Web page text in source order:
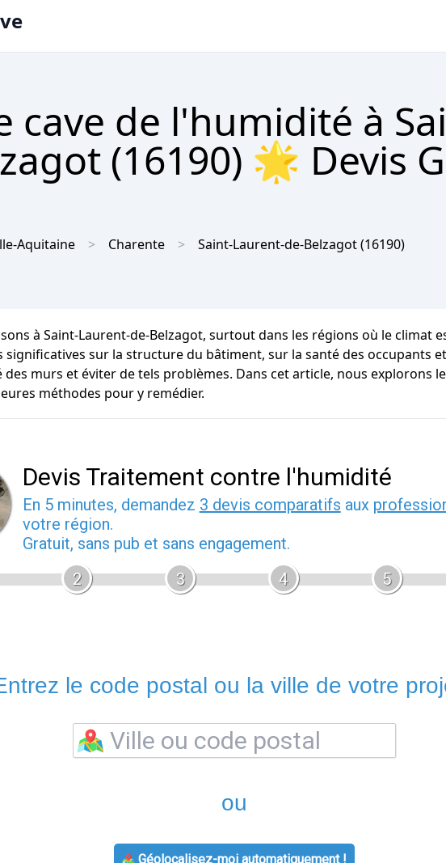
cave de l'humidité à
(16190) 🌟 Devis
Aquitaine Charente Saint-Laurent-de-Belzagot(16190)
à Saint-Laurent-de-Belzagot, surtout dans les régions où le climat
sur la structure du bâtiment, sur la santé des occupants
murs et éviter de tels problèmes. Dans cet article, nous explorons
méthodes pour y remédier.
Devis Traitement contre l'humidité
En 5 minutes, demandez 3 devis comparatifs aux
votre région.
Gratuit, sans pub et sans engagement.
2 3 4 5
le code postal ou la ville de votre
ou
Géolocalisez-moi automatiquement !